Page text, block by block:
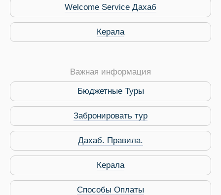
Service Дахаб
Welcome Service Дахаб
Керала
Важная информация
Бюджетные Туры
Забронировать тур
Дахаб. Правила.
Керала
Способы Оплаты